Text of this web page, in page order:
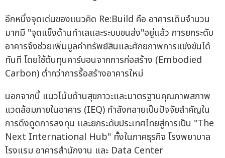
อีกหนึ่งจุดเด่นของแนวคิด Re:Build คือ อาคารเดิมจำนวน
มากมี "จุดแข็งด้านทำเลและระบบขนส่ง"อยู่แล้ว การยกระดับ
อาคารจึงช่วยเพิ่มมูลค่าทรัพย์สินและศักยภาพการแข่งขันได้
ทันที โดยใช้ต้นทุนคาร์บอนจากการก่อสร้าง (Embodied
Carbon) ต่ำกว่าการรื้อสร้างอาคารใหม่
นอกจากนี้ แนวโน้มด้านสุขภาวะและมาตรฐานคุณภาพสภาพ
แวดล้อมภายในอาคาร (IEQ) กำลังกลายเป็นปัจจัยสำคัญใน
การดึงดูดการลงทุน และยกระดับประเทศไทยสู่การเป็น "The
Next International Hub" ทั้งในภาคธุรกิจ โรงพยาบาล
โรงแรม อาคารสำนักงาน และ Data Center